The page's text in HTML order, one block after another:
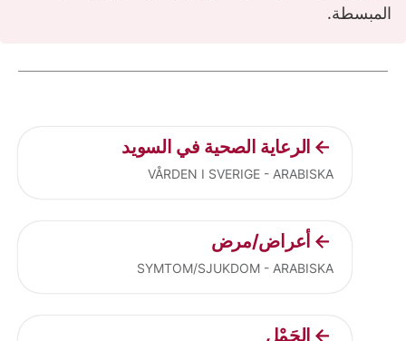
المبسطة.
Current articlesالرعاية الصحية في السويد
VÅRDEN I SVERIGE - ARABISKA
أعراض/مرض
SYMTOM/SJUKDOM - ARABISKA
الحَمْل